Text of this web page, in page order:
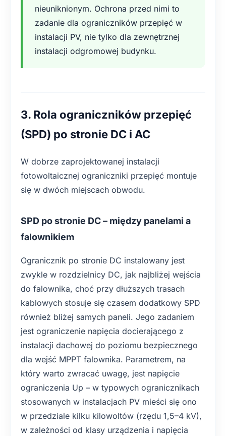
nieuniknionym. Ochrona przed nimi to
zadanie dla ograniczników przepięć w
instalacji PV, nie tylko dla zewnętrznej
instalacji odgromowej budynku.
3. Rola ograniczników przepięć
(SPD) po stronie DC i AC
W dobrze zaprojektowanej instalacji
fotowoltaicznej ograniczniki przepięć montuje
się w dwóch miejscach obwodu.
SPD po stronie DC – między panelami a
falownikiem
Ogranicznik po stronie DC instalowany jest
zwykle w rozdzielnicy DC, jak najbliżej wejścia
do falownika, choć przy dłuższych trasach
kablowych stosuje się czasem dodatkowy SPD
również bliżej samych paneli. Jego zadaniem
jest ograniczenie napięcia docierającego z
instalacji dachowej do poziomu bezpiecznego
dla wejść MPPT falownika. Parametrem, na
który warto zwracać uwagę, jest napięcie
ograniczenia Up – w typowych ogranicznikach
stosowanych w instalacjach PV mieści się ono
w przedziale kilku kilowoltów (rzędu 1,5–4 kV),
w zależności od klasy urządzenia i napięcia